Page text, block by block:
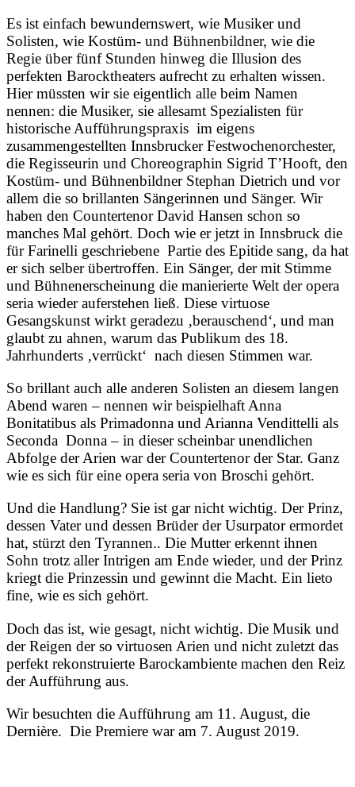
Es ist einfach bewundernswert, wie Musiker und
Solisten, wie Kostüm- und Bühnenbildner, wie die
Regie über fünf Stunden hinweg die Illusion des
perfekten Barocktheaters aufrecht zu erhalten wissen.
Hier müssten wir sie eigentlich alle beim Namen
nennen: die Musiker, sie allesamt Spezialisten für
historische Aufführungspraxis im eigens
zusammengestellten Innsbrucker Festwochenorchester,
die Regisseurin und Choreographin Sigrid T’Hooft, den
Kostüm- und Bühnenbildner Stephan Dietrich und vor
allem die so brillanten Sängerinnen und Sänger. Wir
haben den Countertenor David Hansen schon so
manches Mal gehört. Doch wie er jetzt in Innsbruck die
für Farinelli geschriebene Partie des Epitide sang, da hat
er sich selber übertroffen. Ein Sänger, der mit Stimme
und Bühnenerscheinung die manierierte Welt der opera
seria wieder auferstehen ließ. Diese virtuose
Gesangskunst wirkt geradezu ‚berauschend‘, und man
glaubt zu ahnen, warum das Publikum des 18.
Jahrhunderts ‚verrückt‘ nach diesen Stimmen war.
So brillant auch alle anderen Solisten an diesem langen
Abend waren – nennen wir beispielhaft Anna
Bonitatibus als Primadonna und Arianna Vendittelli als
Seconda Donna – in dieser scheinbar unendlichen
Abfolge der Arien war der Countertenor der Star. Ganz
wie es sich für eine opera seria von Broschi gehört.
Und die Handlung? Sie ist gar nicht wichtig. Der Prinz,
dessen Vater und dessen Brüder der Usurpator ermordet
hat, stürzt den Tyrannen.. Die Mutter erkennt ihnen
Sohn trotz aller Intrigen am Ende wieder, und der Prinz
kriegt die Prinzessin und gewinnt die Macht. Ein lieto
fine, wie es sich gehört.
Doch das ist, wie gesagt, nicht wichtig. Die Musik und
der Reigen der so virtuosen Arien und nicht zuletzt das
perfekt rekonstruierte Barockambiente machen den Reiz
der Aufführung aus.
Wir besuchten die Aufführung am 11. August, die
Dernière. Die Premiere war am 7. August 2019.